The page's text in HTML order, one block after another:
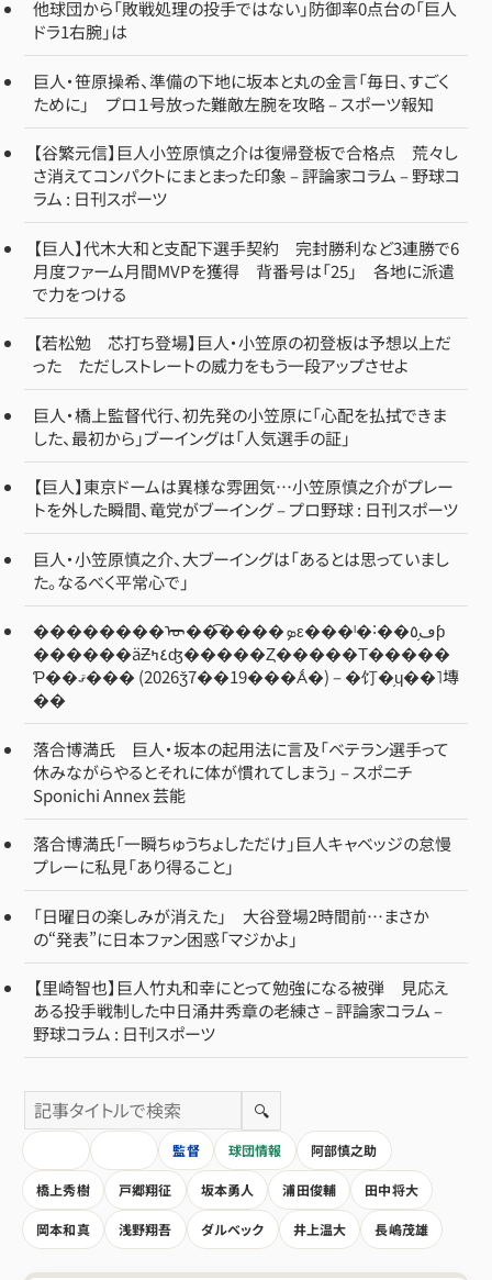
他球団から「敗戦処理の投手ではない」防御率0点台の「巨人
ドラ1右腕」は
巨人・笹原操希、準備の下地に坂本と丸の金言「毎日、すごく
ために」 プロ１号放った難敵左腕を攻略 – スポーツ報知
【谷繁元信】巨人小笠原慎之介は復帰登板で合格点 荒々し
さ消えてコンパクトにまとまった印象 – 評論家コラム – 野球コ
ラム : 日刊スポーツ
【巨人】代木大和と支配下選手契約 完封勝利など3連勝で6
月度ファーム月間MVPを獲得 背番号は「25」 各地に派遣
で力をつける
【若松勉 芯打ち登場】巨人・小笠原の初登板は予想以上だ
った ただしストレートの威力をもう一段アップさせよ
巨人・橋上監督代行、初先発の小笠原に「心配を払拭できま
した、最初から」ブーイングは「人気選手の証」
【巨人】東京ドームは異様な雰囲気…小笠原慎之介がプレー
トを外した瞬間、竜党がブーイング – プロ野球 : 日刊スポーツ
巨人・小笠原慎之介、大ブーイングは「あるとは思っていまし
た。なるべく平常心で」
��������ᡡ��͡����ܤε���ˡ�˸��ڡ֥٥ƥ
������äƵ٤ߤʤ�����Ȥ�����Τ�����
Ƥ��ޤ��� (2026ǯ7��19���Ǻ�) – �饤�֥ɥ��˥塼
��
落合博満氏 巨人・坂本の起用法に言及「ベテラン選手って
休みながらやるとそれに体が慣れてしまう」 – スポニチ
Sponichi Annex 芸能
落合博満氏「一瞬ちゅうちょしただけ」巨人キャベッジの怠慢
プレーに私見「あり得ること」
「日曜日の楽しみが消えた」 大谷登場2時間前…まさか
の“発表”に日本ファン困惑「マジかよ」
【里崎智也】巨人竹丸和幸にとって勉強になる被弾 見応え
ある投手戦制した中日涌井秀章の老練さ – 評論家コラム –
野球コラム : 日刊スポーツ
🔍
監督 球団情報 阿部慎之助
橋上秀樹 戸郷翔征 坂本勇人 浦田俊輔 田中将大
岡本和真 浅野翔吾 ダルベック 井上温大 長嶋茂雄